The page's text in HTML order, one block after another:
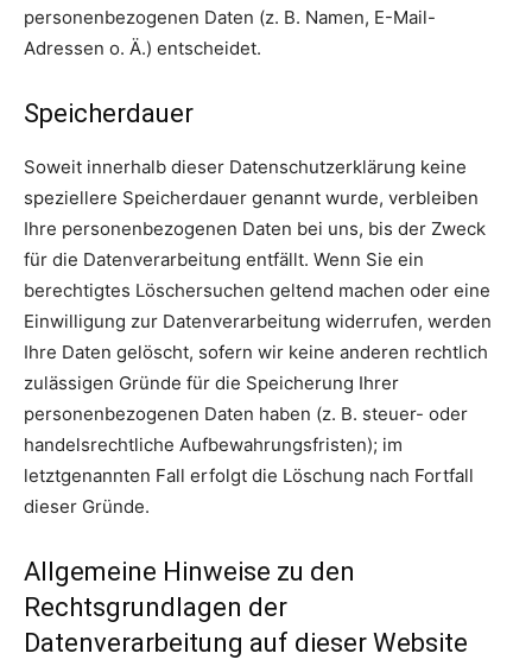
personenbezogenen Daten (z. B. Namen, E-Mail-
Adressen o. Ä.) entscheidet.
Speicherdauer
Soweit innerhalb dieser Datenschutzerklärung keine
speziellere Speicherdauer genannt wurde, verbleiben
Ihre personenbezogenen Daten bei uns, bis der Zweck
für die Datenverarbeitung entfällt. Wenn Sie ein
berechtigtes Löschersuchen geltend machen oder eine
Einwilligung zur Datenverarbeitung widerrufen, werden
Ihre Daten gelöscht, sofern wir keine anderen rechtlich
zulässigen Gründe für die Speicherung Ihrer
personenbezogenen Daten haben (z. B. steuer- oder
handelsrechtliche Aufbewahrungsfristen); im
letztgenannten Fall erfolgt die Löschung nach Fortfall
dieser Gründe.
Allgemeine Hinweise zu den
Rechtsgrundlagen der
Datenverarbeitung auf dieser Website